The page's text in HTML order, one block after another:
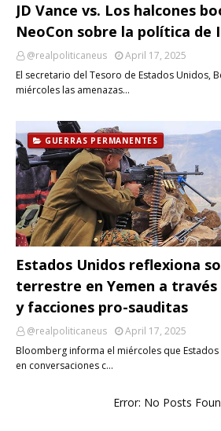
JD Vance vs. Los halcones
NeoCon sobre la política de
@realpoliticaneus
April 17, 2025
El secretario del Tesoro de Estados Unidos,
miércoles las amenazas…
GUERRAS PERMANENTES
Estados Unidos reflexiona
terrestre en Yemen a
y facciones pro-sauditas
@realpoliticaneus
April 17, 2025
Bloomberg informa el miércoles que
en conversaciones c…
Error: No Posts